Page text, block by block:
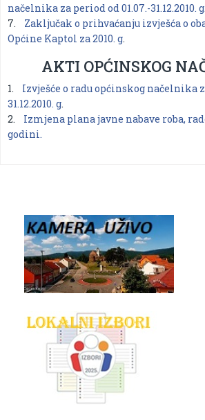
načelnika za period od 01.07.-31.12.2010. g.
7. Zaključak o prihvaćanju izvješća o
Općine Kaptol za 2010. g.
AKTI OPĆINSKOG
1. Izvješće o radu općinskog načelnika
31.12.2010. g.
2. Izmjena plana javne nabave roba,
godini.